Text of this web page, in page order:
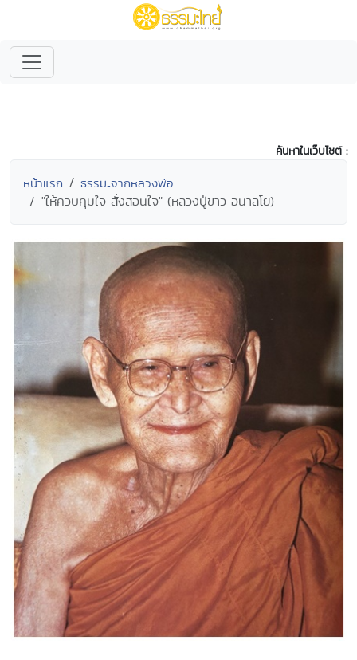
ค้นหาในเว็บไซต์ :
หน้าแรก ธรรมะจากหลวงพ่อ
"ให้ควบคุมใจ สั่งสอนใจ" (หลวงปู่ขาว อนาลโย)